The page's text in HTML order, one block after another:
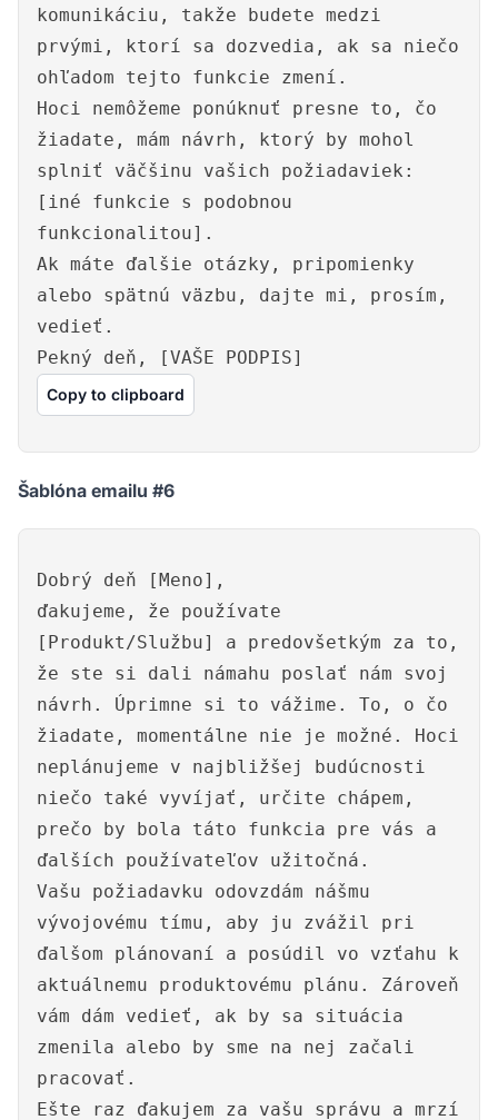
komunikáciu, takže budete medzi
prvými, ktorí sa dozvedia, ak sa niečo
ohľadom tejto funkcie zmení.
Hoci nemôžeme ponúknuť presne to, čo
žiadate, mám návrh, ktorý by mohol
splniť väčšinu vašich požiadaviek:
[iné funkcie s podobnou
funkcionalitou].
Ak máte ďalšie otázky, pripomienky
alebo spätnú väzbu, dajte mi, prosím,
vedieť.
Pekný deň, [VAŠE PODPIS]
Copy to clipboard
Šablóna emailu #6
Dobrý deň [Meno],
ďakujeme, že používate
[Produkt/Službu] a predovšetkým za to,
že ste si dali námahu poslať nám svoj
návrh. Úprimne si to vážime. To, o čo
žiadate, momentálne nie je možné. Hoci
neplánujeme v najbližšej budúcnosti
niečo také vyvíjať, určite chápem,
prečo by bola táto funkcia pre vás a
ďalších používateľov užitočná.
Vašu požiadavku odovzdám nášmu
vývojovému tímu, aby ju zvážil pri
ďalšom plánovaní a posúdil vo vzťahu k
aktuálnemu produktovému plánu. Zároveň
vám dám vedieť, ak by sa situácia
zmenila alebo by sme na nej začali
pracovať.
Ešte raz ďakujem za vašu správu a mrzí